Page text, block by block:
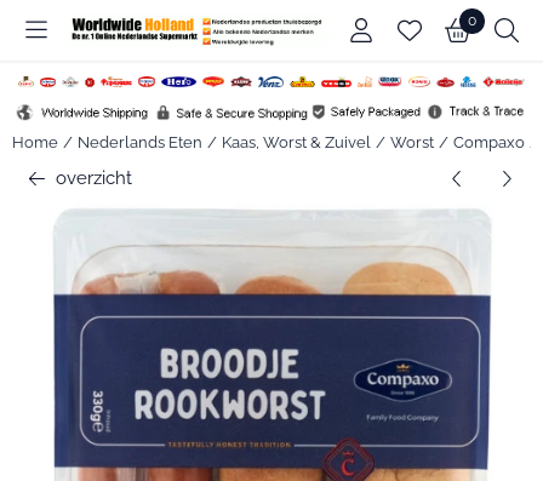
Cookievoorkeuren zijn beschikbaar. Kies instellingen of sta alle
0
Home / Nederlands Eten / Kaas, Worst & Zuivel / Worst / Compaxo /
overzicht